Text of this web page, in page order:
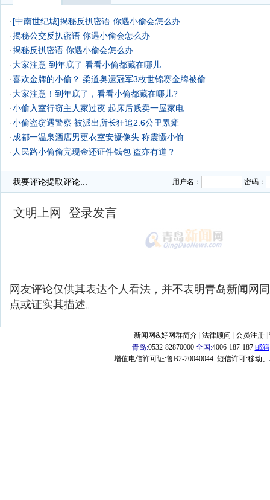
·[中南世纪城]揭秘反扒密语 你遇小偷会怎么办
·揭秘公交反扒密语 你遇小偷会怎么办
·揭秘反扒密语 你遇小偷会怎么办
·大家注意 到年底了 看看小偷都藏在哪儿
·喜欢金牌的小偷？ 柔道奥运冠军3枚世锦赛金牌被偷
·大家注意！到年底了，看看小偷都藏在哪儿?
·小偷入室行窃主人家过夜 起床后贱卖一屋家电
·小偷盗窃遇警察 被派出所长狂追2.6公里累瘫
·成都一温泉酒店男更衣室安摄像头 称震慑小偷
· 人民路小偷偷完现金还证件钱包 盗亦有道？
我要评论提取评论... 用户名： 密码：
网友评论仅供其表达个人看法，并不表明青岛新闻网
点或证实其描述。